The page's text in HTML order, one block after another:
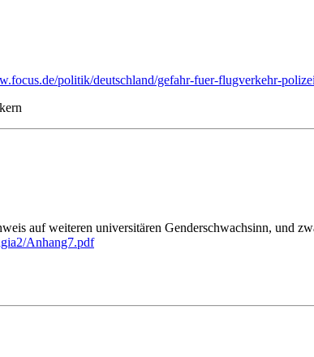
politik/deutschland/gefahr-fuer-flugverkehr-
auf weiteren universitären Genderschwachsinn, und
Anhang7.pdf